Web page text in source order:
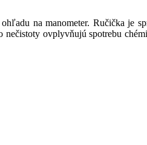
na manometer. Ručička je
ovplyvňujú spotrebu